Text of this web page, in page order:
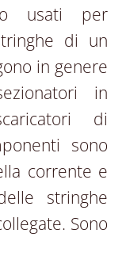
usati per
di un
in genere
in
di
sono
corrente e
stringhe
Sono